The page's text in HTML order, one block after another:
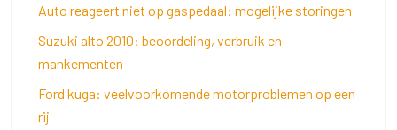
Auto reageert niet op gaspedaal: mogelijke storingen
Suzuki alto 2010: beoordeling, verbruik en
mankementen
Ford kuga: veelvoorkomende motorproblemen op een
rij